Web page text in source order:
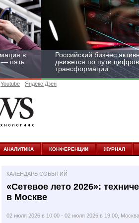
в
— пять
Российский бизнес
движется по пути
трансформации
Youtube Яндекс.Дзен
АНАЛИТИКА КОНФЕРЕНЦИИ ЖУРНАЛ
КАЛЕНДАРЬ СОБЫТИЙ
«Сетевое лето 2026»:
в Москве
02 июля 2026 в 10:00 - 02 июля 2026 в 19:00, Москва